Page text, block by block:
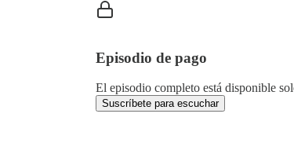
Episodio de pago
El episodio completo está disponible
Suscríbete para escuchar